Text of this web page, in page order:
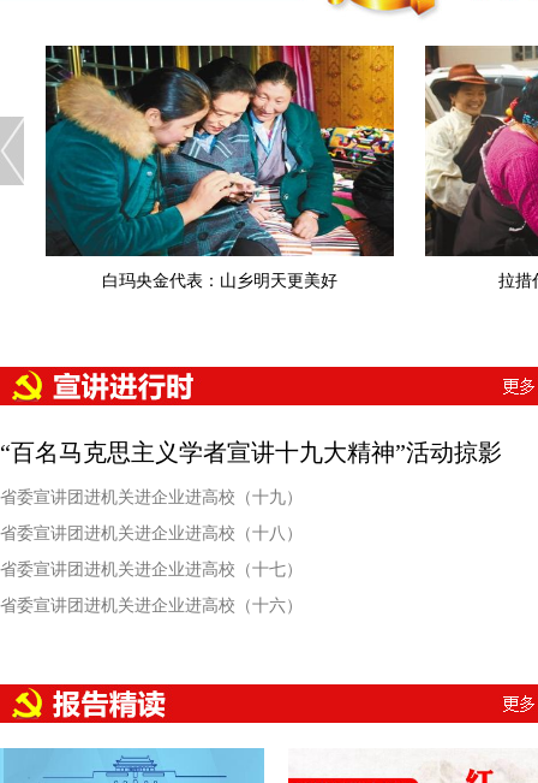
白玛央金代表：山乡明天更美好 拉措
“百名马克思主义学者宣讲十九大精神”活动掠影
省委宣讲团进机关进企业进高校（十九）
省委宣讲团进机关进企业进高校（十八）
省委宣讲团进机关进企业进高校（十七）
省委宣讲团进机关进企业进高校（十六）